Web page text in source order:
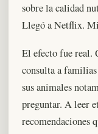
sobre la calidad
Llegó a Netflix.
El efecto fue real.
consulta a
sus animales
preguntar. A leer
recomendaciones